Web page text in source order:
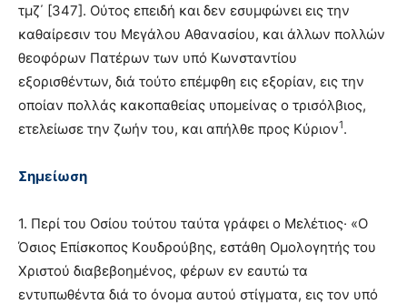
τμζ΄ [347]. Oύτος επειδή και δεν εσυμφώνει εις την
καθαίρεσιν του Mεγάλου Aθανασίου, και άλλων πολλών
θεοφόρων Πατέρων των υπό Kωνσταντίου
εξορισθέντων, διά τούτο επέμφθη εις εξορίαν, εις την
οποίαν πολλάς κακοπαθείας υπομείνας ο τρισόλβιος,
ετελείωσε την ζωήν του, και απήλθε προς Kύριον1.
Σημείωση
1. Περί του Oσίου τούτου ταύτα γράφει ο Mελέτιος· «O
Όσιος Eπίσκοπος Kουδρούβης, εστάθη Oμολογητής του
Xριστού διαβεβοημένος, φέρων εν εαυτώ τα
εντυπωθέντα διά το όνομα αυτού στίγματα, εις τον υπό